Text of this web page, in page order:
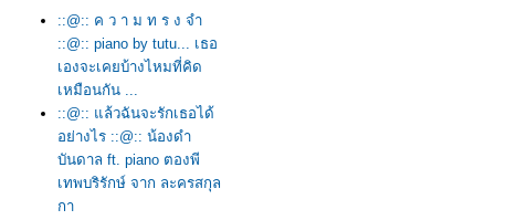
::@:: ค ว า ม ท ร ง จำ
::@:: piano by tutu... เธอ
เองจะเคยบ้างไหมที่คิด
เหมือนกัน ...
::@:: แล้วฉันจะรักเธอได้
อย่างไร ::@:: น้องดำ
บันดาล ft. piano ตองพี
เทพบริรักษ์ จาก ละครสกุล
กา